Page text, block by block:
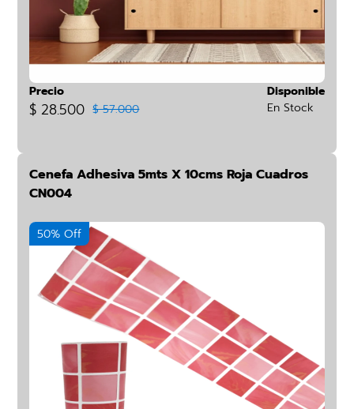
Precio
$ 28.500 $ 57.000
Disponible
En Stock
Cenefa Adhesiva 5mts X 10cms Roja Cuadros
CN004
50% Off